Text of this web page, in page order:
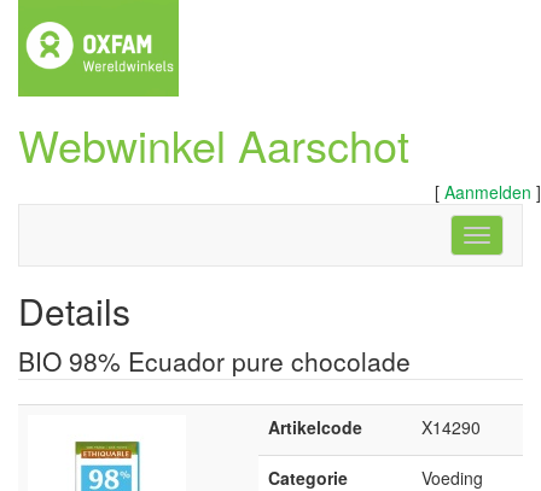
Webwinkel Aarschot
[ Aanmelden ]
Details
BIO 98% Ecuador pure chocolade
Artikelcode X14290
Categorie Voeding